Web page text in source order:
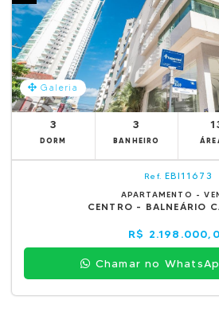
Galeria
3
DORM
3
BANHEIRO
Ref. EBI11673
APARTAMENTO -
CENTRO - BALNEÁRIO
R$
Chamar no